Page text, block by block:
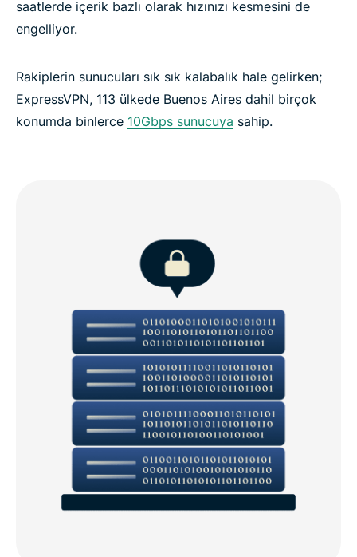
saatlerde içerik bazlı olarak hızınızı kesmesini de
engelliyor.
Rakiplerin sunucuları sık sık kalabalık hale gelirken;
ExpressVPN, 113 ülkede Buenos Aires dahil birçok
konumda binlerce 10Gbps sunucuya sahip.